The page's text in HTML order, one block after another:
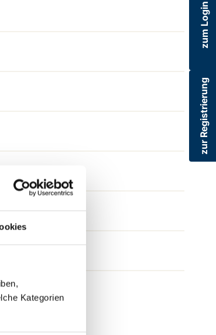
Kategorien
zum Login
zur Registrierung